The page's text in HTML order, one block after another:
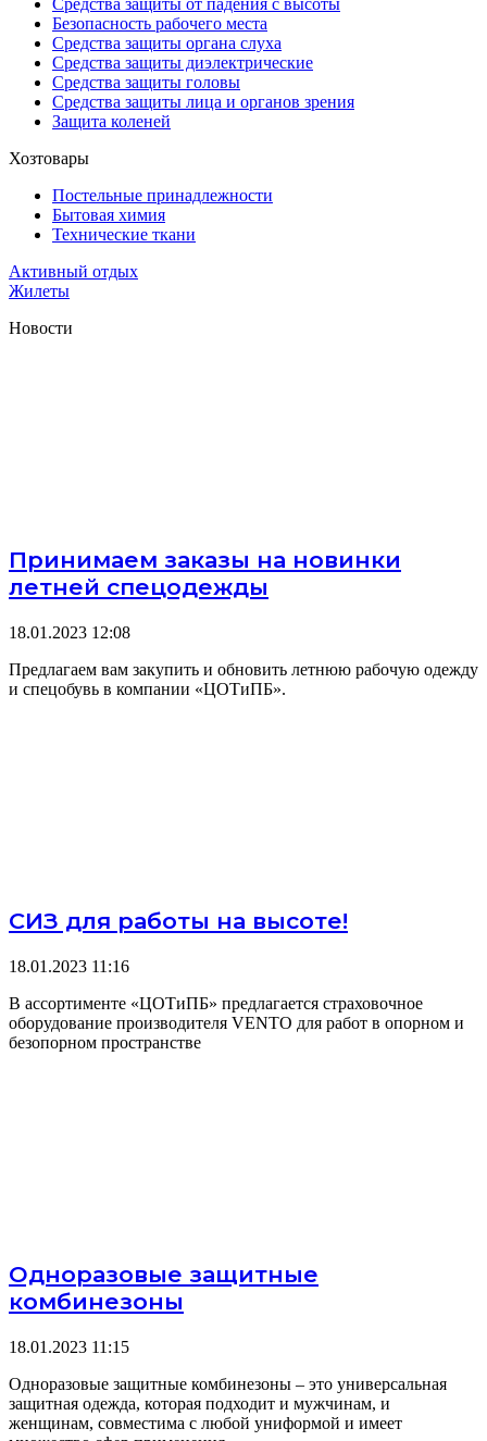
Безопасность рабочего места
Средства защиты органа слуха
Средства защиты диэлектрические
Средства защиты головы
Средства защиты лица и органов зрения
Защита коленей
Хозтовары
Постельные принадлежности
Бытовая химия
Технические ткани
Активный отдых
Жилеты
Новости
Принимаем заказы на новинки
летней спецодежды
18.01.2023 12:08
Предлагаем вам закупить и обновить летнюю рабочую одежду
и спецобувь в компании «ЦОТиПБ».
СИЗ для работы на высоте!
18.01.2023 11:16
В ассортименте «ЦОТиПБ» предлагается страховочное
оборудование производителя VENTO для работ в опорном и
безопорном пространстве
Одноразовые защитные
комбинезоны
18.01.2023 11:15
Одноразовые защитные комбинезоны – это универсальная
защитная одежда, которая подходит и мужчинам, и
женщинам, совместима с любой униформой и имеет